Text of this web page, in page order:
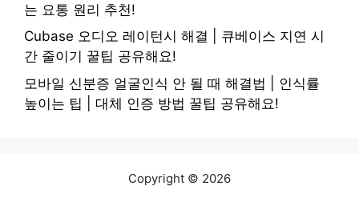
는 요통 원리 추천!
Cubase 오디오 레이턴시 해결 | 큐베이스 지연 시
간 줄이기 꿀팁 공유해요!
모바일 신분증 얼굴인식 안 될 때 해결법 | 인식률
높이는 팁 | 대체 인증 방법 꿀팁 공유해요!
Copyright © 2026